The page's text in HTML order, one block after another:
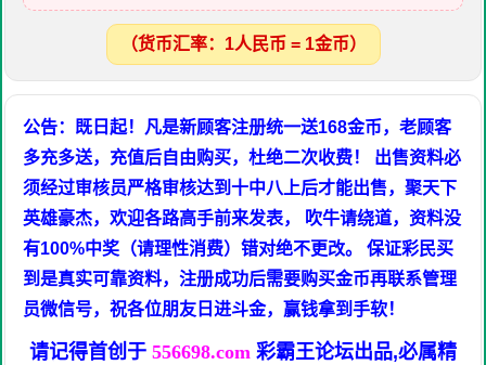
（货币汇率：1人民币 = 1金币）
公告：既日起！凡是新顾客注册统一送168金币，老顾客
多充多送，充值后自由购买，杜绝二次收费！ 出售资料必
须经过审核员严格审核达到十中八上后才能出售，聚天下
英雄豪杰，欢迎各路高手前来发表， 吹牛请绕道，资料没
有100%中奖（请理性消费）错对绝不更改。 保证彩民买
到是真实可靠资料，注册成功后需要购买金币再联系管理
员微信号，祝各位朋友日进斗金，赢钱拿到手软！
请记得首创于 556698.com 彩霸王论坛出品,必属精